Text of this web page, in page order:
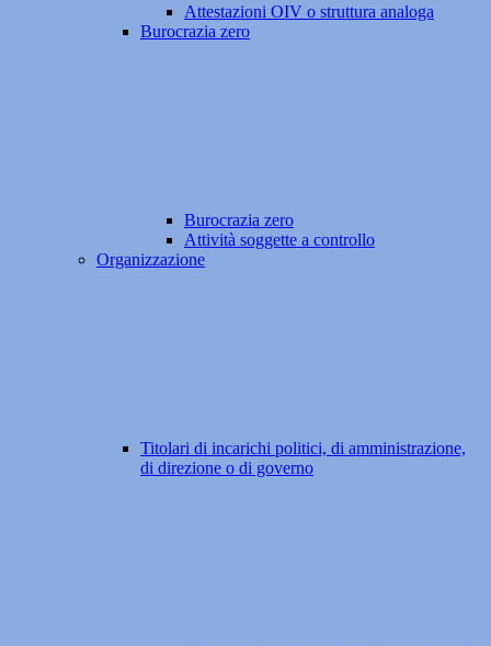
Attestazioni OIV o struttura analoga
Burocrazia zero
Burocrazia zero
Attività soggette a controllo
Organizzazione
Titolari di incarichi politici, di amministrazione,
di direzione o di governo